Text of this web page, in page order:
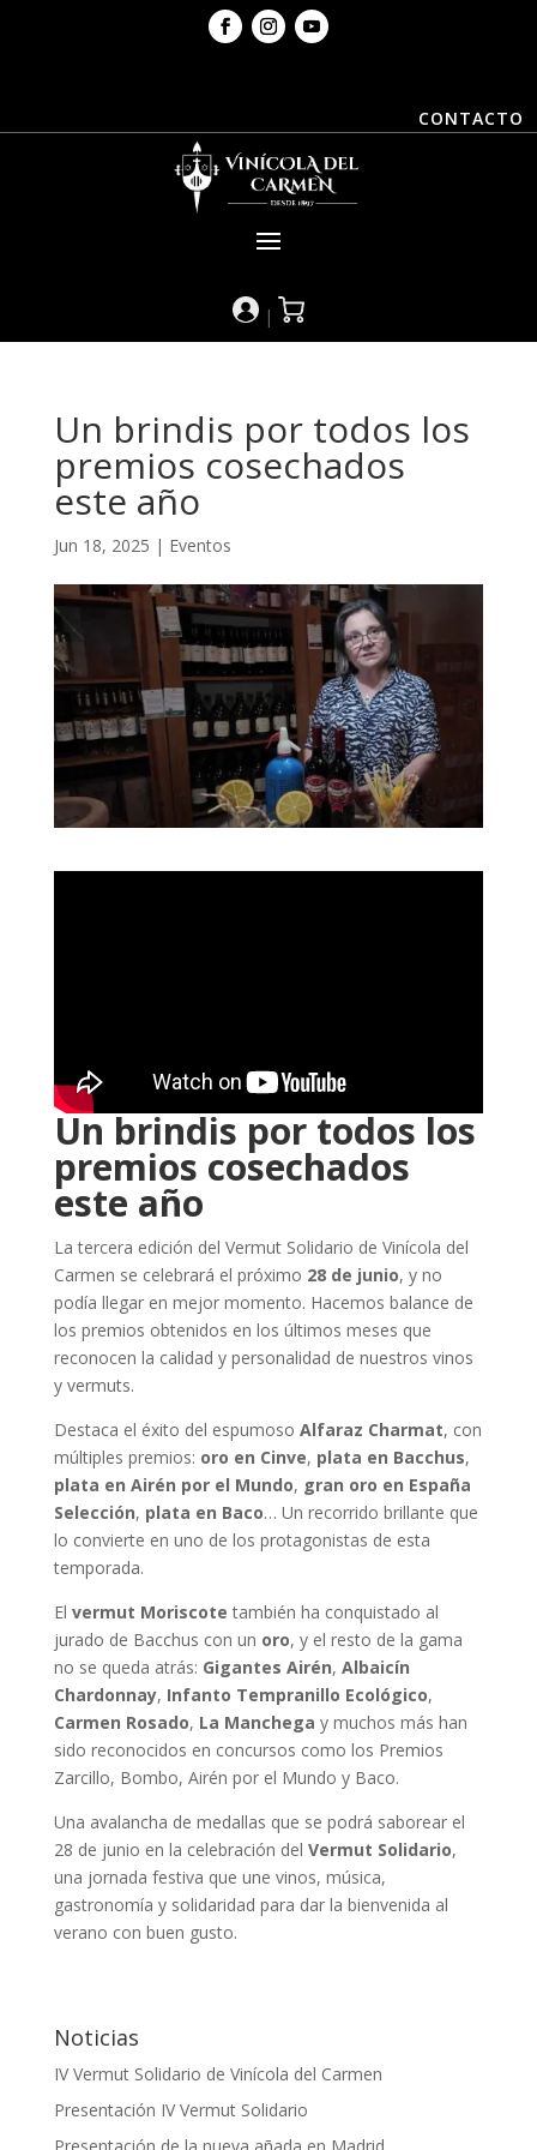
CONTACTO
|
Un brindis por todos los
premios cosechados
este año
Jun 18, 2025 | Eventos
Un brindis por todos los
premios cosechados
este año
La tercera edición del Vermut Solidario de Vinícola del
Carmen se celebrará el próximo 28 de junio, y no
podía llegar en mejor momento. Hacemos balance de
los premios obtenidos en los últimos meses que
reconocen la calidad y personalidad de nuestros vinos
y vermuts.
Destaca el éxito del espumoso Alfaraz Charmat, con
múltiples premios: oro en Cinve, plata en Bacchus,
plata en Airén por el Mundo, gran oro en España
Selección, plata en Baco… Un recorrido brillante que
lo convierte en uno de los protagonistas de esta
temporada.
El vermut Moriscote también ha conquistado al
jurado de Bacchus con un oro, y el resto de la gama
no se queda atrás: Gigantes Airén, Albaicín
Chardonnay, Infanto Tempranillo Ecológico,
Carmen Rosado, La Manchega y muchos más han
sido reconocidos en concursos como los Premios
Zarcillo, Bombo, Airén por el Mundo y Baco.
Una avalancha de medallas que se podrá saborear el
28 de junio en la celebración del Vermut Solidario,
una jornada festiva que une vinos, música,
gastronomía y solidaridad para dar la bienvenida al
verano con buen gusto.
Noticias
IV Vermut Solidario de Vinícola del Carmen
Presentación IV Vermut Solidario